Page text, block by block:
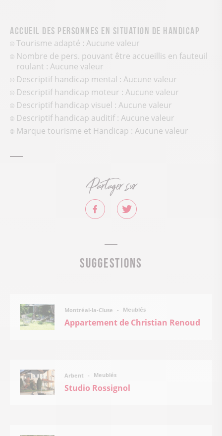
Accueil des personnes en situation de handicap
Tourisme adapté : Aucune valeur
Nombre de pers. pouvant être accueillis en fauteuil
roulant : Aucune valeur
Descriptif handicap mental : Aucune valeur
Descriptif handicap moteur : Aucune valeur
Descriptif handicap visuel : Aucune valeur
Descriptif handicap auditif : Aucune valeur
Marque tourisme et Handicap : Aucune valeur
Partager sur
Suggestions
Montréal-la-Cluse Meublés
Appartement de Christian Renoud
Arbent Meublés
Studio Rossignol